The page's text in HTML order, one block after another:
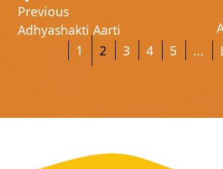
Previous
Adhyashakti Aarti
1
2 3 4 5 ...